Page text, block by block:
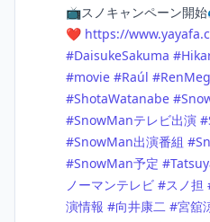
📺スノキャンペーン開
❤️ https://www.
#DaisukeSakuma #
#movie #Raúl #
#ShotaWatanabe #
#SnowManテレビ出演 #
#SnowMan出演番組 #
#SnowMan予定 #
ノーマンテレビ #スノ担
演情報 #向井康二 #宮舘